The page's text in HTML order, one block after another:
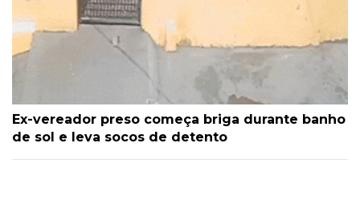
Ex-vereador preso começa briga durante banho
de sol e leva socos de detento